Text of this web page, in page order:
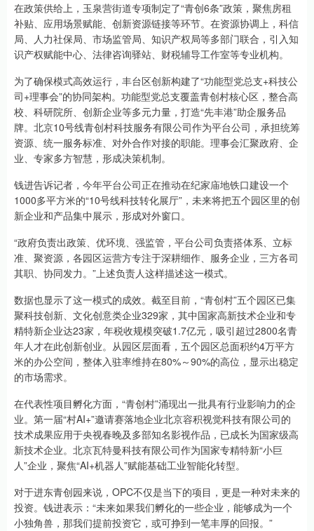
在政策供给上，玉泉营街道专项制定了“青创6条”政策，聚焦房租
补贴、应用场景赋能、创新资源链接等环节。在资源协调上，科信
局、人力社保局、市场监管局、知识产权局等多部门联合，引入知
识产权赋能中心、法律咨询驿站、财税辅导工作室等专业机构。
为了确保模式高效运行，丰台区创新构建了“功能型党总支+科技公
司+理事会”的协同架构。功能型党总支覆盖青创村核心区，整合高
校、科研院所、创新企业等多元力量，打造“先丰港”助企服务品
牌。北京10号线青创村科技服务有限公司作为平台公司，承担统筹
资源、统一服务标准、对外合作对接的职能。理事会汇聚政府、企
业、专家多方智慧，形成决策机制。
钱进告诉记者，今年平台公司正在推动在纪家庙地铁口建设一个
1000多平方米的“10号线科技转化展厅”，未来将把五个园区里的创
新企业和产品集中展示，形成对外窗口。
“政府负责出政策、优环境、强监管，平台公司负责搭体系、立标
准、聚资源，各园区运营方专注于深耕细作、服务企业，三方各司
其职、协同发力。”上述负责人这样描述这一模式。
数据也显示了这一模式的成效。截至目前，“青创村”五个园区已集
聚科技创新、文化创意类企业329家，其中国家高新技术企业和专
精特新企业达23家，年税收规模突破1.7亿元，吸引超过2800名青
年人才在此创新创业。从园区层面看，五个园区总面积约4万平方
米的办公空间，整体入驻率维持在80%～90%的高位，显示出稳定
的市场需求。
在代表性项目孵化方面，“青创村”涌现出一批具有行业影响力的企
业。第一届“村AI+”邀请赛落地企业北京容积视觉科技有限公司的
技术成果应用于央视春晚及多部知名影视作品，已成长为国家级高
新技术企业。北京瓦特曼科技有限公司作为国家专精特新“小巨
人”企业，聚焦“AI+机器人”赋能基础工业智能化转型。
对于进东青创园来说，OPC不仅是当下的项目，更是一种对未来的
投资。钱进表示：“未来如果我们孵化的一些企业，能够成为一个
小独角兽，那我们提前投资它，或可挣到一笔丰厚的回报。”